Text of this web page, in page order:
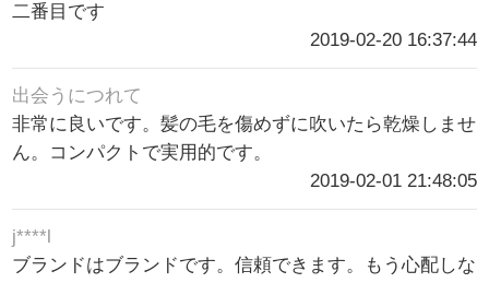
二番目です
2019-02-20 16:37:44
出会うにつれて
非常に良いです。髪の毛を傷めずに吹いたら乾燥しませ
ん。コンパクトで実用的です。
2019-02-01 21:48:05
j****l
ブランドはブランドです。信頼できます。もう心配しな